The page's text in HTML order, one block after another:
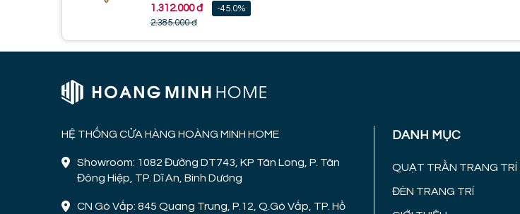
1.312.000 đ
-45.0%
2.385.000 đ
HỆ THỐNG CỬA HÀNG HOÀNG MINH HOME
Showroom: 1082 Đường DT743, KP Tân Long, P. Tân
Đông Hiệp, TP. Dĩ An, Bình Dương
CN Gò Vấp: 845 Quang Trung, P.12, Q.Gò Vấp, TP. Hồ
DANH MỤC
QUẠT TRẦN TRANG TRÍ
ĐÈN TRANG TRÍ